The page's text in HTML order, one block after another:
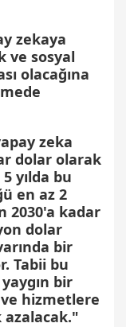
zekaya
ve sosyal
olacağına
zeka
dolar olarak
yılda bu
en az 2
2030'a kadar
dolar
bir
Tabii bu
bir
hizmetlere